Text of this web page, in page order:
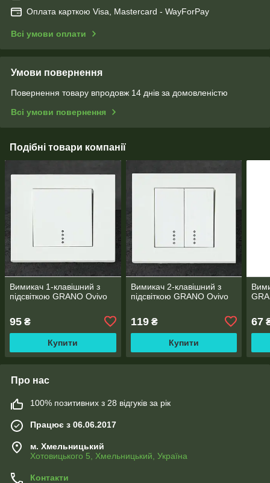
Оплата карткою Visa, Mastercard - WayForPay
Всі умови оплати
Умови повернення
Повернення товару впродовж 14 днів за домовленістю
Всі умови повернення
Подібні товари компанії
Вимикач 1-клавішний з
підсвіткою GRANO Ovivo
95 ₴
Купити
Вимикач 2-клавішний з
підсвіткою GRANO Ovivo
119₴
Купити
67
Про нас
100% позитивних з 28 відгуків за рік
Працює з 06.06.2017
м. Хмельницький
Хотовицького 5, Хмельницький, Україна
Контакти